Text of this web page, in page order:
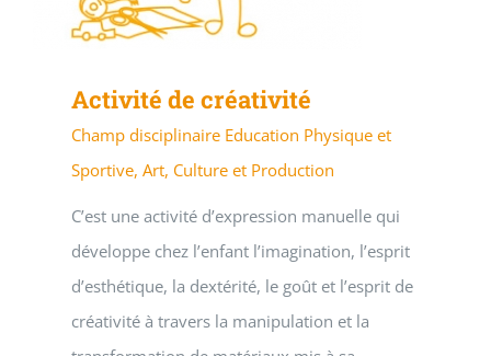
Activité de créativité
Champ disciplinaire Education Physique et
Sportive, Art, Culture et Production
C’est une activité d’expression manuelle qui
développe chez l’enfant l’imagination, l’esprit
d’esthétique, la dextérité, le goût et l’esprit de
créativité à travers la manipulation et la